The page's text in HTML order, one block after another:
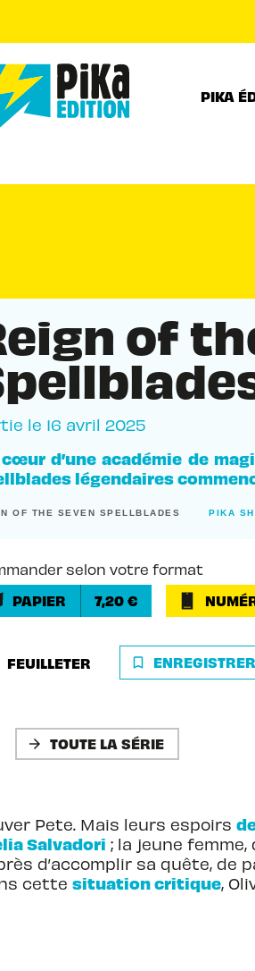
PIKA
of
le 16 avril 2025
d’une académie de
légendaires
OF THE SEVEN SPELLBLADES PIKA
selon votre format
PAPIER
7,20 €
FEUILLETER bookmark_border ENREGISTRER
arrow_forward TOUTE LA SÉRIE
Pete. Mais leurs espoirs
Salvadori ; la jeune femme,
d’accomplir sa quête, de
cette situation critique,